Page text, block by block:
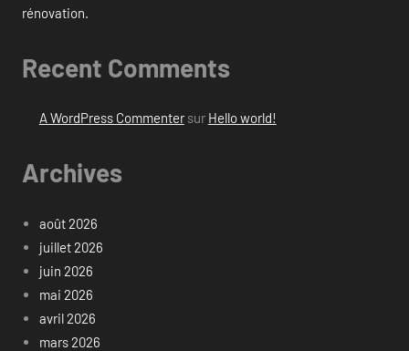
rénovation.
Recent Comments
A WordPress Commentersur Hello world!
Archives
août 2026
juillet 2026
juin 2026
mai 2026
avril 2026
mars 2026